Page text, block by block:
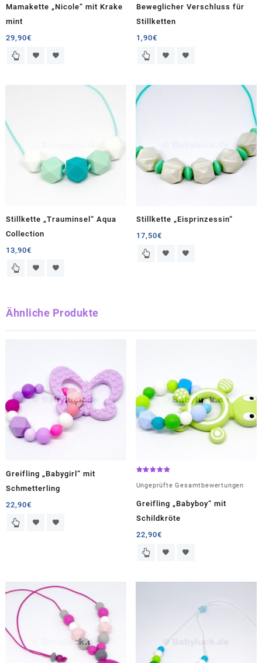
Mamakette „Nicole“ mit Krake
mint
29,90€
Beweglicher Verschluss für
Stillketten
1,90€
Stillkette „Trauminsel“ Aqua
Collection
13,90€
Stillkette „Eisprinzessin“
17,50€
Ähnliche Produkte
Greifling „Babygirl“ mit
Schmetterling
22,90€
mit
5.00
Ungeprüfte Gesamtbewertungen
Greifling „Babyboy“ mit
Schildkröte
22,90€